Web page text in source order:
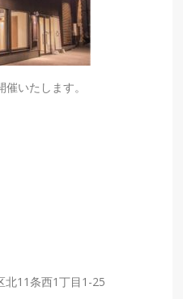
いたします。
北11条西1丁目1-25